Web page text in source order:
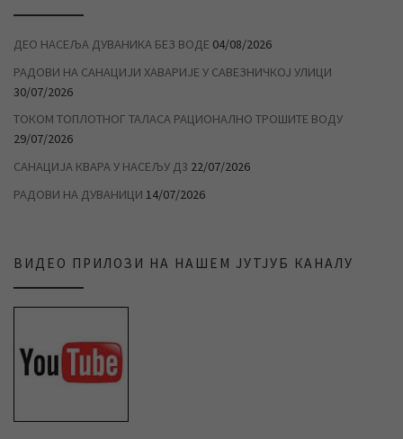
ДЕО НАСЕЉА ДУВАНИКА БЕЗ ВОДЕ 04/08/2026
РАДОВИ НА САНАЦИЈИ ХАВАРИЈЕ У САВЕЗНИЧКОЈ УЛИЦИ
30/07/2026
ТОКОМ ТОПЛОТНОГ ТАЛАСА РАЦИОНАЛНО ТРОШИТЕ ВОДУ
29/07/2026
САНАЦИЈА КВАРА У НАСЕЉУ Д3 22/07/2026
РАДОВИ НА ДУВАНИЦИ 14/07/2026
ВИДЕО ПРИЛОЗИ НА НАШЕМ ЈУТЈУБ КАНАЛУ